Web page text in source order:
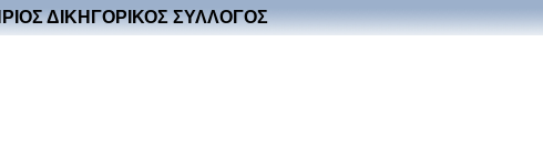
ΔΙΚΗΓΟΡΙΚΟΣ ΣΥΛΛΟΓΟΣ